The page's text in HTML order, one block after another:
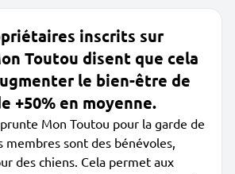
inscrits sur
Toutou disent que cela
le bien-être de
+50% en moyenne.
Mon Toutou pour la garde de
membres sont des bénévoles,
des chiens. Cela permet aux